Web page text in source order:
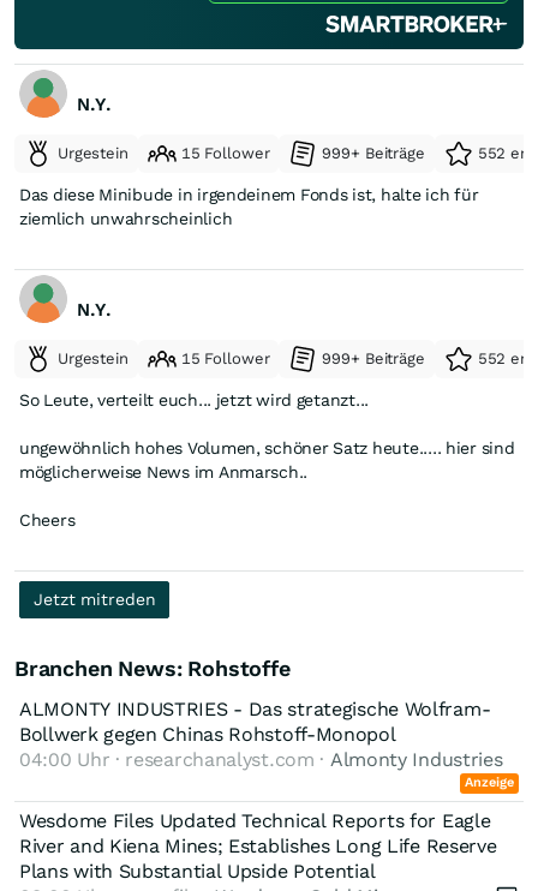
N.Y.
Urgestein 15 Follower 999+ Beiträge 552
Das diese Minibude in irgendeinem Fonds ist, halte ich für
ziemlich unwahrscheinlich
N.Y.
Urgestein 15 Follower 999+ Beiträge 552
So Leute, verteilt euch... jetzt wird getanzt...
ungewöhnlich hohes Volumen, schöner Satz heute..... hier sind
möglicherweise News im Anmarsch..
Cheers
Jetzt mitreden
Branchen News: Rohstoffe
ALMONTY INDUSTRIES - Das strategische Wolfram-
Bollwerk gegen Chinas Rohstoff-Monopol
04:00 Uhr · researchanalyst.com · Almonty Industries
Anzeige
Wesdome Files Updated Technical Reports for Eagle
River and Kiena Mines; Establishes Long Life Reserve
Plans with Substantial Upside Potential